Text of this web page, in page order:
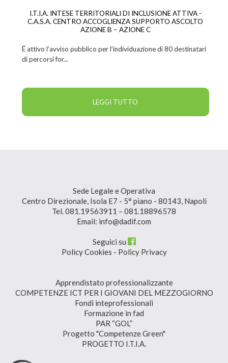
I.T.I.A. INTESE TERRITORIALI DI INCLUSIONE ATTIVA -
C.A.S.A. CENTRO ACCOGLIENZA SUPPORTO ASCOLTO
AZIONE B – AZIONE C
É attivo l’avviso pubblico per l’individuazione di 80 destinatari
di percorsi for...
LEGGI TUTTO
Sede Legale e Operativa
Centro Direzionale, Isola E7 - 5° piano - 80143, Napoli
Tel. 081.19563911 – 081.18896578
Email: info@dadif.com
Seguici su
Policy Cookies - Policy Privacy
Apprendistato professionalizzante
COMPETENZE ICT PER I GIOVANI DEL MEZZOGIORNO
Fondi inteprofessionali
Formazione in fad
PAR “GOL”
Progetto "Competenze Green"
PROGETTO I.T.I.A.